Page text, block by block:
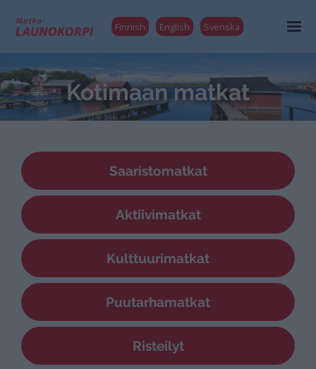
Finnish English Svenska
Kotimaan matkat
Saaristomatkat
Aktiivimatkat
Kulttuurimatkat
Puutarhamatkat
Risteilyt